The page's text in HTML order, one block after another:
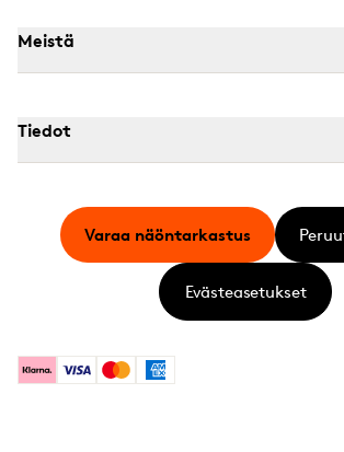
Meistä
Tiedot
KlarnaVisa MastercardAmerican Express
Varaa näöntarkastus
Evästeasetukset